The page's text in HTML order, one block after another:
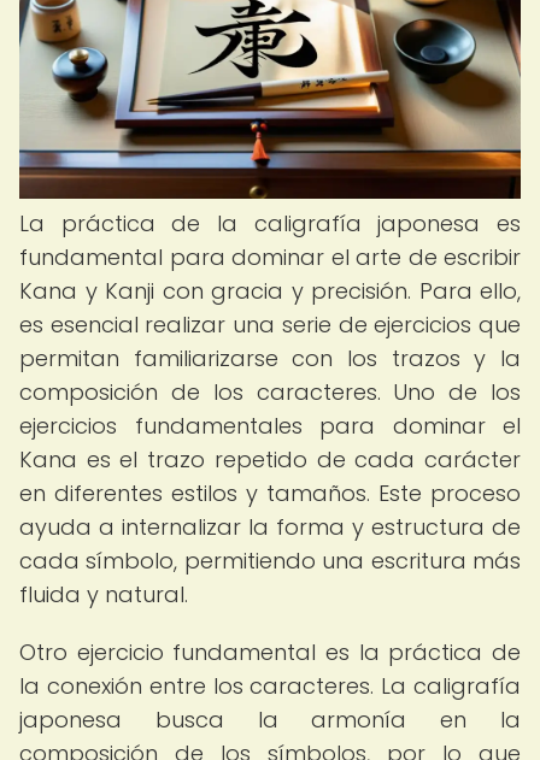
La práctica de la caligrafía japonesa es
fundamental para dominar el arte de escribir
Kana y Kanji con gracia y precisión. Para ello,
es esencial realizar una serie de ejercicios que
permitan familiarizarse con los trazos y la
composición de los caracteres. Uno de los
ejercicios fundamentales para dominar el
Kana es el trazo repetido de cada carácter
en diferentes estilos y tamaños. Este proceso
ayuda a internalizar la forma y estructura de
cada símbolo, permitiendo una escritura más
fluida y natural.
Otro ejercicio fundamental es la práctica de
la conexión entre los caracteres. La caligrafía
japonesa busca la armonía en la
composición de los símbolos, por lo que